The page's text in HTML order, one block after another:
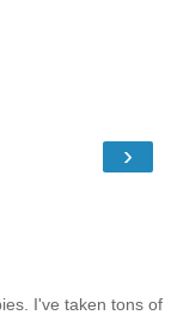
›
I've taken tons of